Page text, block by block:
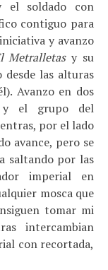
el soldado con
contiguo para
y avanzo
Metralletasy su
desde las alturas
Avanzo en dos
y el grupo del
por el lado
avance, pero se
saltando por las
imperial en
mosca que
tomar mi
intercambian
con recortada,